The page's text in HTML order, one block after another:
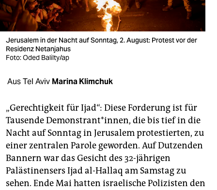
verlag
veranstaltungen
shop
fragen & hilfe
abo
genossenschaft
epaper login
Jerusalem in der Nacht auf Sonntag, 2. August: Protest vor der
Residenz Netanjahus
Foto: Oded Balilty/ap
Aus Tel Aviv Marina Klimchuk
„Gerechtigkeit für Ijad“: Diese Forderung ist für
Tausende Demonstrant*innen, die bis tief in die
Nacht auf Sonntag in Jerusalem protestierten, zu
einer zentralen Parole geworden. Auf Dutzenden
Bannern war das Gesicht des 32-jährigen
Palästinensers Ijad al-Hallaq am Samstag zu
sehen. Ende Mai hatten israelische Polizisten den